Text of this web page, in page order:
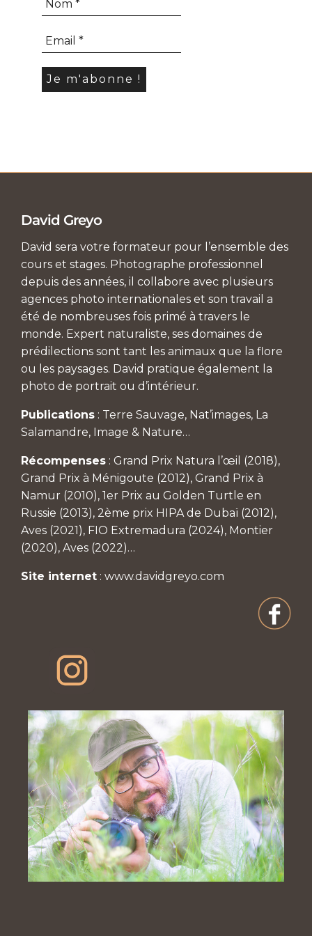
David Greyo
David sera votre formateur pour l’ensemble des
cours et stages. Photographe professionnel
depuis des années, il collabore avec plusieurs
agences photo internationales et son travail a
été de nombreuses fois primé à travers le
monde. Expert naturaliste, ses domaines de
prédilections sont tant les animaux que la flore
ou les paysages. David pratique également la
photo de portrait ou d’intérieur.
Publications : Terre Sauvage, Nat’images, La
Salamandre, Image & Nature…
Récompenses : Grand Prix Natura l’œil (2018),
Grand Prix à Ménigoute (2012), Grand Prix à
Namur (2010), 1er Prix au Golden Turtle en
Russie (2013), 2ème prix HIPA de Dubaï (2012),
Aves (2021), FIO Extremadura (2024), Montier
(2020), Aves (2022)…
Site internet : www.davidgreyo.com